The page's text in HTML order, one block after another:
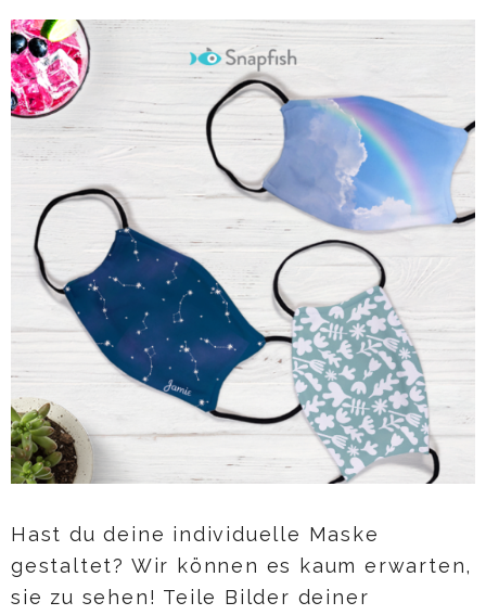
Hast du deine individuelle Maske
gestaltet? Wir können es kaum erwarten,
sie zu sehen! Teile Bilder deiner